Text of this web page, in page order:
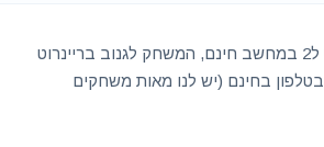
משחק לגנוב בריינרוט ל2 במחשב חינם, המשחק לגנוב בריינרוט
בטלפון בחינם (יש לנו מאות משחקים